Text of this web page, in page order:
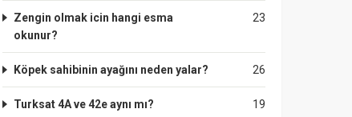
23
Zengin olmak icin hangi esma
okunur?
26
Köpek sahibinin ayağını neden yalar?
19
Turksat 4A ve 42e aynı mı?